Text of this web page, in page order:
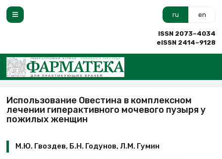
ru en
ISSN 2073–4034
eISSN 2414–9128
Использование Овестина в комплексном
лечении гиперактивного мочевого пузыря у
пожилых женщин
М.Ю. Гвоздев, Б.Н. Годунов, Л.М. Гумин